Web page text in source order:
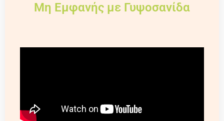
Μη Εμφανής με Γυψοσανίδα